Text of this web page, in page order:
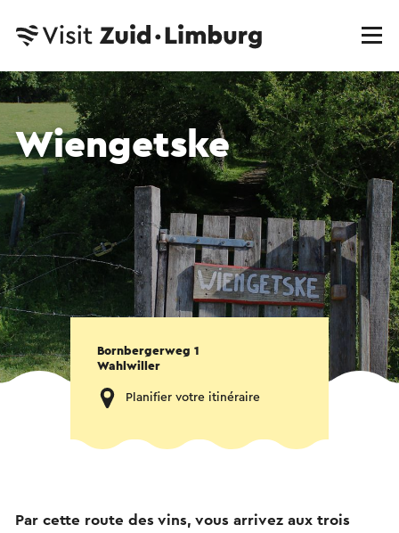
Wiengetske
Bornbergerweg 1
Wahlwiller
Planifier votre itinéraire
Par cette route des vins, vous arrivez aux trois